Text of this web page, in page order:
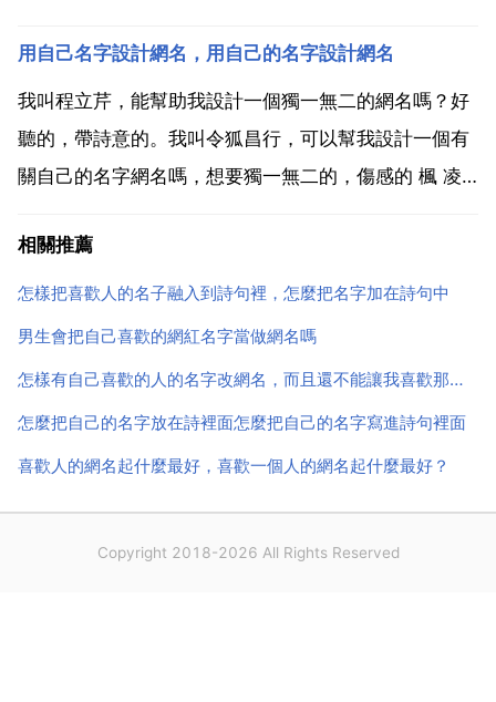
姓，中間或後面再加一字。比如，姓王的爸爸加姓陳的
媽媽，得出王嘉成的名字 周牧禾，寓指周爸爸 穆媽...
用自己名字設計網名，用自己的名字設計網名
我叫程立芹，能幫助我設計一個獨一無二的網名嗎？好
聽的，帶詩意的。我叫令狐昌行，可以幫我設計一個有
關自己的名字網名嗎，想要獨一無二的，傷感的 楓 凌
央 涼夏 雨玲瓏 如果不滿意，我還再多出一些給你望採
納 用自己的名字設計網名 20 加拿大洛雪了...
相關推薦
怎樣把喜歡人的名子融入到詩句裡，怎麼把名字加在詩句中
男生會把自己喜歡的網紅名字當做網名嗎
怎樣有自己喜歡的人的名字改網名，而且還不能讓我喜歡那人看
怎麼把自己的名字放在詩裡面怎麼把自己的名字寫進詩句裡面
喜歡人的網名起什麼最好，喜歡一個人的網名起什麼最好？
Copyright 2018-2026 All Rights Reserved